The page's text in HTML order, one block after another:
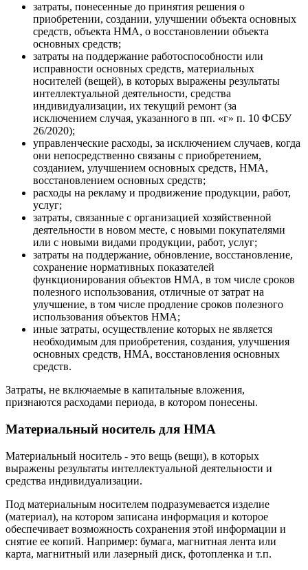
затраты, понесенные до принятия решения о
приобретении, создании, улучшении объекта основных
средств, объекта НМА, о восстановлении объекта
основных средств;
затраты на поддержание работоспособности или
исправности основных средств, материальных
носителей (вещей), в которых выражены результаты
интеллектуальной деятельности, средства
индивидуализации, их текущий ремонт (за
исключением случая, указанного в пп. «г» п. 10 ФСБУ
26/2020);
управленческие расходы, за исключением случаев, когда
они непосредственно связаны с приобретением,
созданием, улучшением основных средств, НМА,
восстановлением основных средств;
расходы на рекламу и продвижение продукции, работ,
услуг;
затраты, связанные с организацией хозяйственной
деятельности в новом месте, с новыми покупателями
или с новыми видами продукции, работ, услуг;
затраты на поддержание, обновление, восстановление,
сохранение нормативных показателей
функционирования объектов НМА, в том числе сроков
полезного использования, отличные от затрат на
улучшение, в том числе продление сроков полезного
использования объектов НМА;
иные затраты, осуществление которых не является
необходимым для приобретения, создания, улучшения
основных средств, НМА, восстановления основных
средств.
Затраты, не включаемые в капитальные вложения,
признаются расходами периода, в котором понесены.
Материальный носитель для НМА
Материальный носитель - это вещь (вещи), в которых
выражены результаты интеллектуальной деятельности и
средства индивидуализации.
Под материальным носителем подразумевается изделие
(материал), на котором записана информация и которое
обеспечивает возможность сохранения этой информации и
снятие ее копий. Например: бумага, магнитная лента или
карта, магнитный или лазерный диск, фотопленка и т.п.